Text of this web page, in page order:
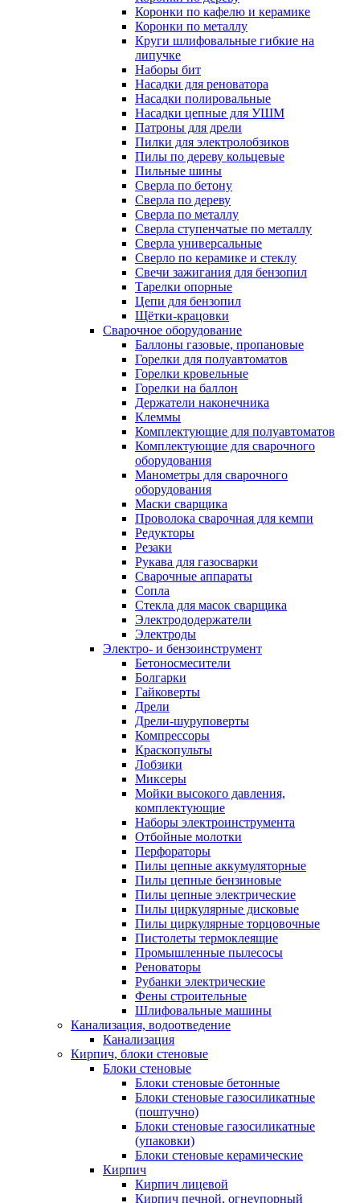
Коронки по кафелю и керамике
Коронки по металлу
Круги шлифовальные гибкие на
липучке
Наборы бит
Насадки для реноватора
Насадки полировальные
Насадки цепные для УШМ
Патроны для дрели
Пилки для электролобзиков
Пилы по дереву кольцевые
Пильные шины
Сверла по бетону
Сверла по дереву
Сверла по металлу
Сверла ступенчатые по металлу
Сверла универсальные
Сверло по керамике и стеклу
Свечи зажигания для бензопил
Тарелки опорные
Цепи для бензопил
Щётки-крацовки
Сварочное оборудование
Баллоны газовые, пропановые
Горелки для полуавтоматов
Горелки кровельные
Горелки на баллон
Держатели наконечника
Клеммы
Комплектующие для полуавтоматов
Комплектующие для сварочного
оборудования
Манометры для сварочного
оборудования
Маски сварщика
Проволока сварочная для кемпи
Редукторы
Резаки
Рукава для газосварки
Сварочные аппараты
Сопла
Стекла для масок сварщика
Электрододержатели
Электроды
Электро- и бензоинструмент
Бетоносмесители
Болгарки
Гайковерты
Дрели
Дрели-шуруповерты
Компрессоры
Краскопульты
Лобзики
Миксеры
Мойки высокого давления,
комплектующие
Наборы электроинструмента
Отбойные молотки
Перфораторы
Пилы цепные аккумуляторные
Пилы цепные бензиновые
Пилы цепные электрические
Пилы циркулярные дисковые
Пилы циркулярные торцовочные
Пистолеты термоклеящие
Промышленные пылесосы
Реноваторы
Рубанки электрические
Фены строительные
Шлифовальные машины
Канализация, водоотведение
Канализация
Кирпич, блоки стеновые
Блоки стеновые
Блоки стеновые бетонные
Блоки стеновые газосиликатные
(поштучно)
Блоки стеновые газосиликатные
(упаковки)
Блоки стеновые керамические
Кирпич
Кирпич лицевой
Кирпич печной, огнеупорный